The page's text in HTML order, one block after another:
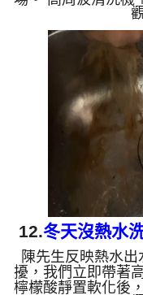
分鐘後開啟最強螺
發，畫面超震撼！
「清澈泉」，連
煩，找
12.冬天沒熱水
陳先生反映熱水
擾，我們立即帶著
檸檬酸靜置軟化後